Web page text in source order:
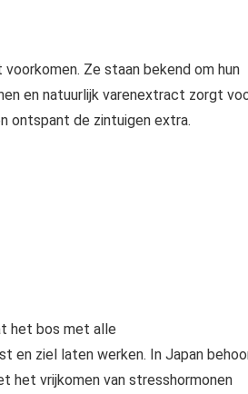
Ze staan bekend om hun
en natuurlijk varenextract zorgt
ontspant de zintuigen extra.
het bos met alle
en ziel laten werken. In Japan
het vrijkomen van stresshormonen